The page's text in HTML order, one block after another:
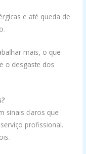
e até queda de
mais, o que
o desgaste dos
sinais claros que
profissional.